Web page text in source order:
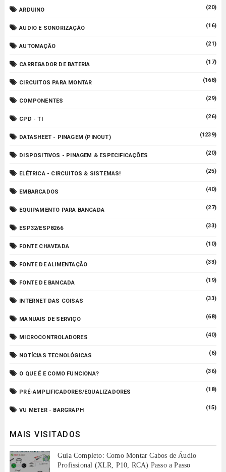
ARDUINO (20)
AUDIO E SONORIZAÇÃO (16)
AUTOMAÇÃO (21)
CARREGADOR DE BATERIA (17)
CIRCUITOS PARA MONTAR (168)
COMPONENTES (29)
CPD - TI (26)
DATASHEET - PINAGEM (PINOUT) (1239)
DISPOSITIVOS - PINAGEM & ESPECIFICAÇÕES (20)
ELÉTRICA - CIRCUITOS & SISTEMAS! (25)
EMBARCADOS (40)
EQUIPAMENTO PARA BANCADA (27)
ESP32/ESP8266 (33)
FONTE CHAVEADA (10)
FONTE DE ALIMENTAÇÃO (33)
FONTE DE BANCADA (19)
INTERNET DAS COISAS (33)
MANUAIS DE SERVIÇO (68)
MICROCONTROLADORES (40)
NOTÍCIAS TECNOLÓGICAS (6)
O QUE É E COMO FUNCIONA? (36)
PRÉ-AMPLIFICADORES/EQUALIZADORES (18)
VU METER - BARGRAPH (15)
MAIS VISITADOS
Guia Completo: Como Montar Cabos de Áudio
Profissional (XLR, P10, RCA) Passo a Passo